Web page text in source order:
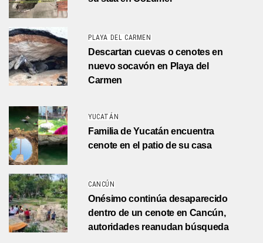
PLAYA DEL CARMEN
Descartan cuevas o cenotes en
nuevo socavón en Playa del
Carmen
YUCATÁN
Familia de Yucatán encuentra
cenote en el patio de su casa
CANCÚN
Onésimo continúa desaparecido
dentro de un cenote en Cancún,
autoridades reanudan búsqueda